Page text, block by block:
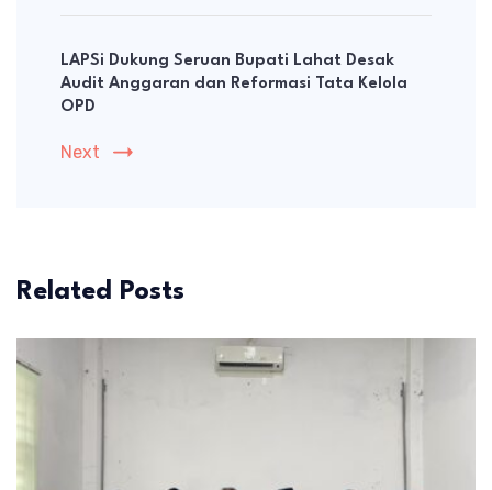
LAPSi Dukung Seruan Bupati Lahat Desak
Audit Anggaran dan Reformasi Tata Kelola
OPD
Next
Related Posts